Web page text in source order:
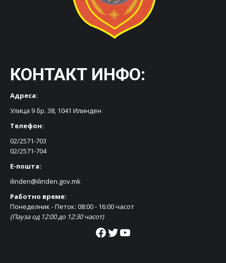
КОНТАКТ ИНФО:
Адреса:
Улица 9 бр. 38, 1041 Илинден
Телефон:
02/2571-703
02/2571-704
Е-пошта:
ilinden@ilinden.gov.mk
Работно време:
Понеделник - Петок: 08:00 - 16:00 часот
(Пауза од 12:00 до 12:30 часот)
Facebook Twitter YouTube